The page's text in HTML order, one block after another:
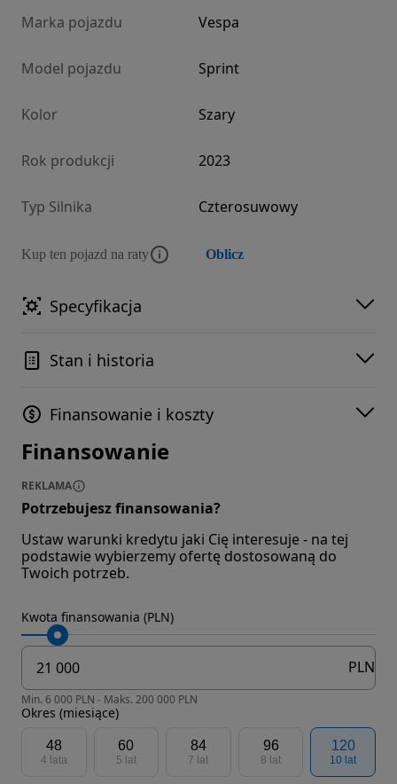
Marka pojazdu Vespa
Model pojazdu Sprint
Kolor Szary
Rok produkcji 2023
Typ Silnika Czterosuwowy
Kup ten pojazd na raty Oblicz
Specyfikacja
Stan i historia
Finansowanie i koszty
Finansowanie
REKLAMA
Potrzebujesz finansowania?
Ustaw warunki kredytu jaki Cię interesuje - na tej
podstawie wybierzemy ofertę dostosowaną do
Twoich potrzeb.
Kwota finansowania (PLN)
PLN
Min. 6 000 PLN - Maks. 200 000 PLN
Okres (miesiące)
48
4 lata
60
5 lat
84
7 lat
96
8 lat
120
10 lat